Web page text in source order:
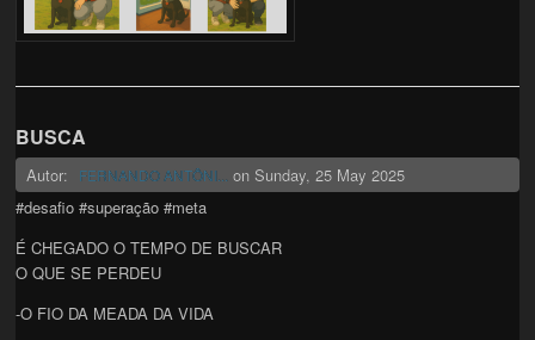
BUSCA
Autor: FERNANDO ANTÔNI... on Sunday, 25 May 2025
#desafio #superação #meta
É CHEGADO O TEMPO DE BUSCAR
O QUE SE PERDEU
-O FIO DA MEADA DA VIDA